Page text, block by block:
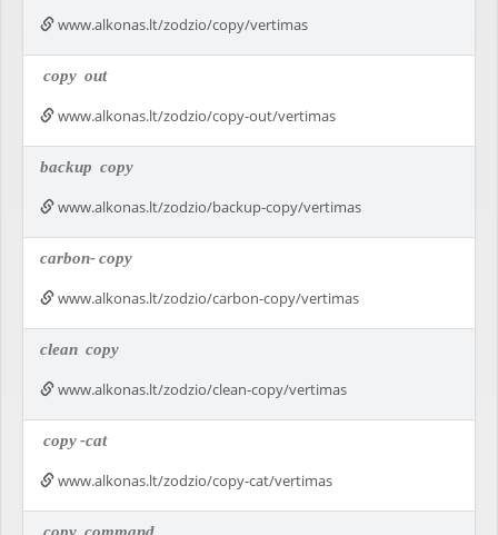
www.alkonas.lt/zodzio/copy/vertimas
copy out
www.alkonas.lt/zodzio/copy-out/vertimas
backup copy
www.alkonas.lt/zodzio/backup-copy/vertimas
carbon-copy
www.alkonas.lt/zodzio/carbon-copy/vertimas
clean copy
www.alkonas.lt/zodzio/clean-copy/vertimas
copy-cat
www.alkonas.lt/zodzio/copy-cat/vertimas